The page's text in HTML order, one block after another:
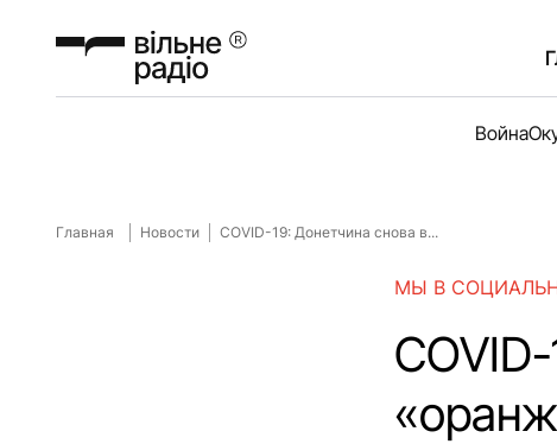
Война
Главная Новости COVID-19: Донетчина снова в...
МЫ В